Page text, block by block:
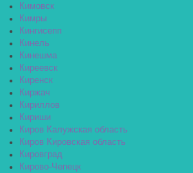
Кимовск
Кимры
Кингисепп
Кинель
Кинешма
Киреевск
Киренск
Киржач
Кириллов
Кириши
Киров Калужская область
Киров Кировская область
Кировград
Кирово-Чепецк